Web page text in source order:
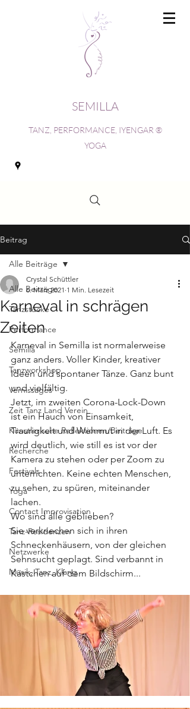
SEMILLA
TANZ, PERFORMANCE, IYENGAR ®
YOGA
Beitrag
Alle Beiträge
Tanzstücke
Performance
Semilla
Tanzworkshop
Vernissages
Zeit Tanz Land Verein
Künstlerische Reflektionen/Beiträge
Recherche
Festivals
Yoga
Contact Improvisation
Tanz-Residenzen
Netzwerke
Musik, Tanz, Klang
Alle Beiträge
Karneval in schrägen
Zeiten
Crystal Schüttler
6. März 2021 1 Min. Lesezeit
Karneval in Semilla ist normalerweise
ganz anders. Voller Kinder, kreativer
Ideen und spontaner Tänze. Ganz bunt
und vielfältig.
Jetzt, im zweiten Corona-Lock-Down
ist ein Hauch von Einsamkeit,
Traurigkeit und Wehmut in der Luft. Es
wird deutlich, wie still es ist vor der
Kamera zu stehen oder per Zoom zu
unterrichten. Keine echten Menschen,
zu sehen, zu spüren, miteinander
lachen.
Wo sind alle geblieben?
Sie verkriechen sich in ihren
Schneckenhäusern, von der gleichen
Sehnsucht geplagt. Sind verbannt in
Kästchen auf dem Bildschirm...